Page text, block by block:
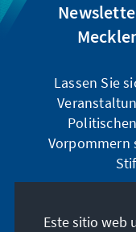
Lassen Sie
Vorpommern
Este sitio web